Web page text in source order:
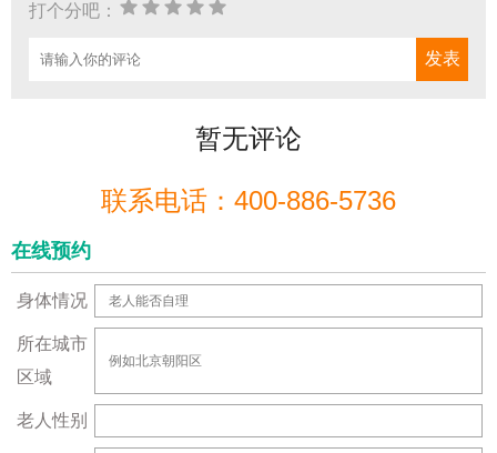
打个分吧：
暂无评论
联系电话：400-886-5736
在线预约
身体情况
所在城市
区域
老人性别